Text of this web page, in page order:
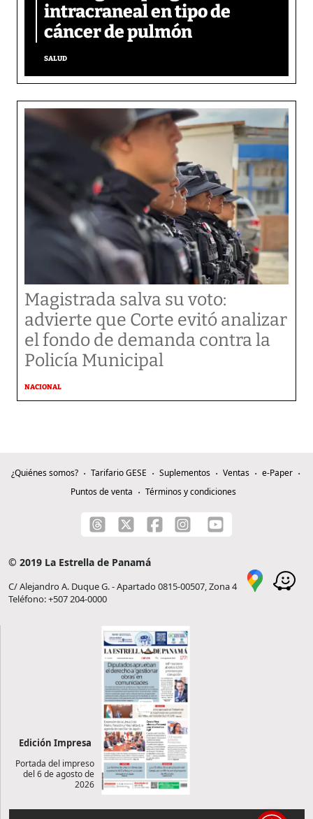
intracraneal en tipo de
cáncer de pulmón
SALUD
Magistrada salva su voto:
advierte que Corte evitó analizar
el fondo de demanda contra la
Policía Municipal
NACIONAL
¿Quiénes somos? Tarifario GESE Suplementos Ventas
e-Paper
Puntos de venta
Términos y condiciones
© 2019 La Estrella de Panamá
C/ Alejandro A. Duque G. - Apartado 0815-00507, Zona 4
Teléfono: +507 204-0000
Edición Impresa
Portada del impreso
del 6 de agosto de
2026